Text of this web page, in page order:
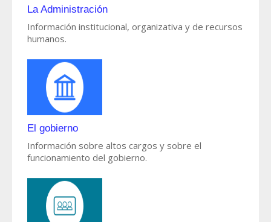
La Administración
Información institucional, organizativa y de recursos
humanos.
El gobierno
Información sobre altos cargos y sobre el
funcionamiento del gobierno.